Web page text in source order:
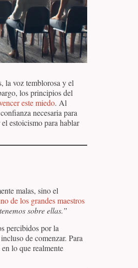
la voz temblorosa y el
los principios del
este miedo. Al
necesaria para
estoicismo para hablar
malas, sino el
de los grandes maestros
sobre ellas.”
percibidos por la
de comenzar. Para
lo que realmente